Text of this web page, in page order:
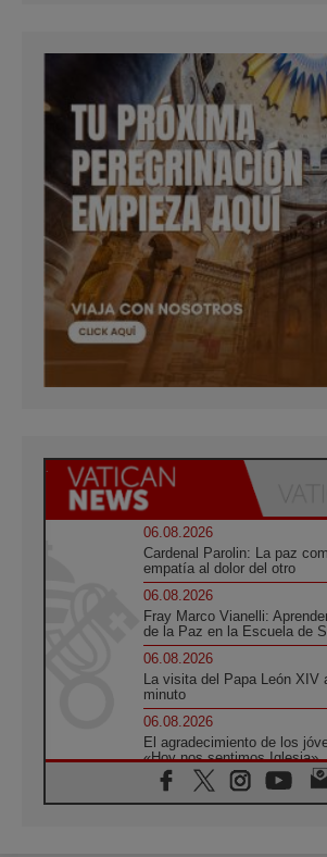
06.08.2026
Cardenal Parolin: La paz
empatía al dolor del otro
06.08.2026
Fray Marco Vianelli:
de la Paz en la Escuela de
06.08.2026
La visita del Papa León XIV
minuto
06.08.2026
El agradecimiento de los
«Hoy nos sentimos Iglesia»
06.08.2026
Líbano: Reanudan los